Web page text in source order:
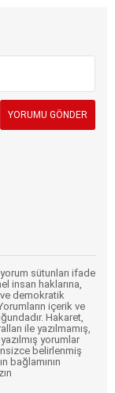
sütunları ifade
insan haklarına,
demokratik
içerik ve
Hakaret,
ile yazılmamış,
yorumlar
belirlenmiş
bağlamının